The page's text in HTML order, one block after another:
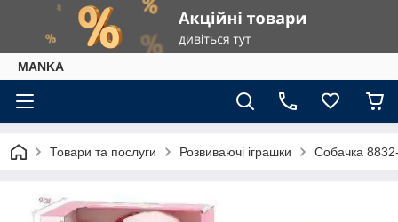
МАNKА
Товари та послуги Розвиваючі іграшки Собачка